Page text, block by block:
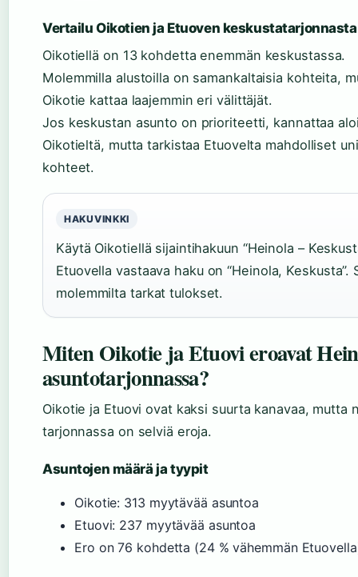
Vertailu Oikotien ja Etuoven keskustatarjonnasta
Oikotiellä on 13 kohdetta enemmän keskustassa.
Molemmilla alustoilla on samankaltaisia kohteita,
Oikotie kattaa laajemmin eri välittäjät.
Jos keskustan asunto on prioriteetti, kannattaa
Oikotieltä, mutta tarkistaa Etuovelta mahdolliset
kohteet.
HAKUVINKKI
Käytä Oikotiellä sijaintihakuun “Heinola –
Etuovella vastaava haku on “Heinola, Keskusta”.
molemmilta tarkat tulokset.
Miten Oikotie ja Etuovi eroavat
asuntotarjonnassa?
Oikotie ja Etuovi ovat kaksi suurta kanavaa, mutta
tarjonnassa on selviä eroja.
Asuntojen määrä ja tyypit
Oikotie: 313 myytävää asuntoa
Etuovi: 237 myytävää asuntoa
Ero on 76 kohdetta (24 % vähemmän